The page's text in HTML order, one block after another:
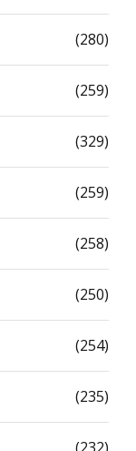
(280)
(259)
(329)
(259)
(258)
(250)
(254)
(235)